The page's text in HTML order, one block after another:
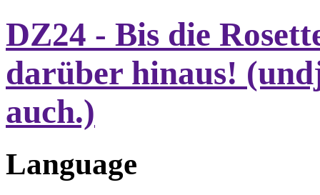
DZ24 - Bis die
darüber hinaus!
auch.)
Language